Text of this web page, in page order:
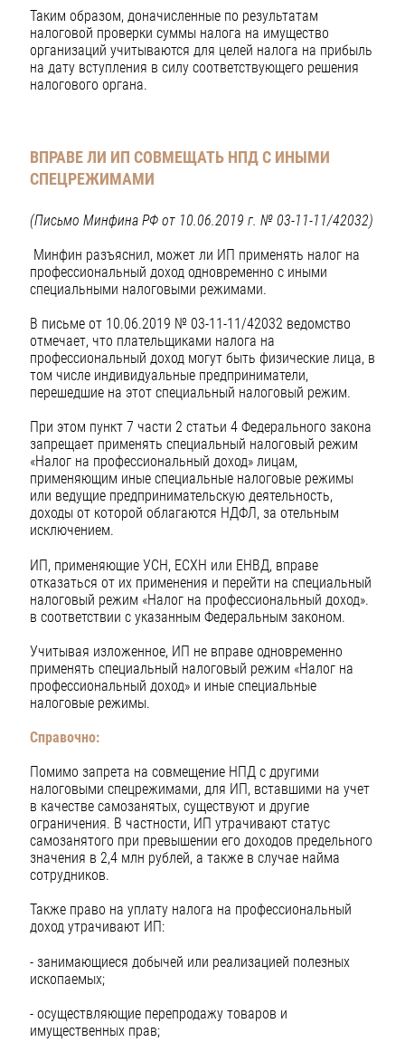
Таким образом, доначисленные по результатам
налоговой проверки суммы налога на имущество
организаций учитываются для целей налога на прибыль
на дату вступления в силу соответствующего решения
налогового органа.
ВПРАВЕ ЛИ ИП СОВМЕЩАТЬ НПД С ИНЫМИ
СПЕЦРЕЖИМАМИ
(Письмо Минфина РФ от 10.06.2019 г. № 03-11-11/42032)
Минфин разъяснил, может ли ИП применять налог на
профессиональный доход одновременно с иными
специальными налоговыми режимами.
В письме от 10.06.2019 № 03-11-11/42032 ведомство
отмечает, что плательщиками налога на
профессиональный доход могут быть физические лица, в
том числе индивидуальные предприниматели,
перешедшие на этот специальный налоговый режим.
При этом пункт 7 части 2 статьи 4 Федерального закона
запрещает применять специальный налоговый режим
«Налог на профессиональный доход» лицам,
применяющим иные специальные налоговые режимы
или ведущие предпринимательскую деятельность,
доходы от которой облагаются НДФЛ, за отельным
исключением.
ИП, применяющие УСН, ЕСХН или ЕНВД, вправе
отказаться от их применения и перейти на специальный
налоговый режим «Налог на профессиональный доход».
в соответствии с указанным Федеральным законом.
Учитывая изложенное, ИП не вправе одновременно
применять специальный налоговый режим «Налог на
профессиональный доход» и иные специальные
налоговые режимы.
Справочно:
Помимо запрета на совмещение НПД с другими
налоговыми спецрежимами, для ИП, вставшими на учет
в качестве самозанятых, существуют и другие
ограничения. В частности, ИП утрачивают статус
самозанятого при превышении его доходов предельного
значения в 2,4 млн рублей, а также в случае найма
сотрудников.
Также право на уплату налога на профессиональный
доход утрачивают ИП:
- занимающиеся добычей или реализацией полезных
ископаемых;
- осуществляющие перепродажу товаров и
имущественных прав;